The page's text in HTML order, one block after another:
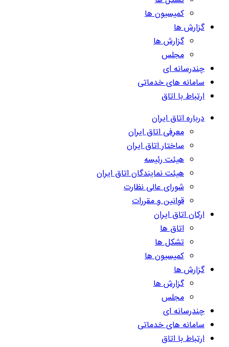
کمیسیون ها
گزارش ها
گزارش ها
مجلس
چندرسانه ای
سامانه های خدماتی
ارتباط با اتاق
درباره اتاق ایران
معرفی اتاق ایران
ساختار اتاق ایران
هیئت رئیسه
هیئت نمایندگان اتاق ایران
شورای عالی نظارت
قوانین و مقررات
ارکان اتاق ایران
اتاق ها
تشکل ها
کمیسیون ها
گزارش ها
گزارش ها
مجلس
چندرسانه ای
سامانه های خدماتی
ارتباط با اتاق